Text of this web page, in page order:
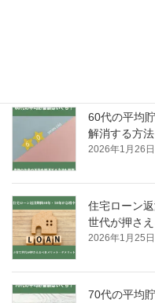
60代の平均
解消する方
2026年1月26日
住宅ローン
世代が押さ
2026年1月25日
70代の平均